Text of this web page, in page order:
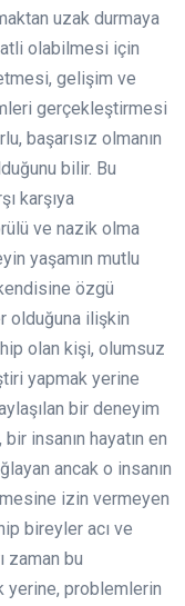
uzak durmaya
olabilmesi için
gelişim ve
gerçekleştirmesi
başarısız olmanın
bilir. Bu
karşıya
ve nazik olma
yaşamın mutlu
özgü
olduğuna ilişkin
olan kişi, olumsuz
yapmak yerine
bir deneyim
insanın hayatın en
ancak o insanın
izin vermeyen
bireyler acı ve
zaman bu
yerine, problemlerin